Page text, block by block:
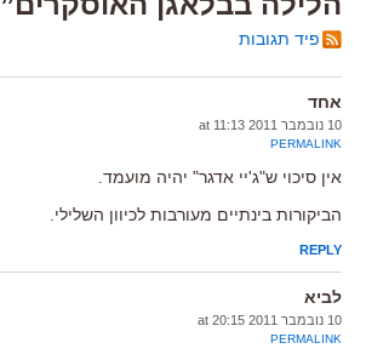
פיד תגובות
אחד
10 נובמבר 2011 at 11:13
PERMALINK
אין סיכוי ש"ג'יי אדגר" יהיה מועמד.
הביקורות בינתיים מעורבות לכיוון השלילי.
REPLY
לביא
10 נובמבר 2011 at 20:15
PERMALINK